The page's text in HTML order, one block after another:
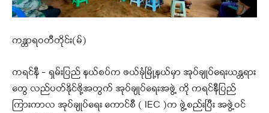
ကန္တာရဝတီတိုင်း(မ်)
ကရင်နီ – ရှမ်းပြည် နယ်စပ်က ဖယ်ခုံမြို့နယ်မှာ အုပ်ချုပ်ရေးယန္တရား
တွေ လည်ပတ်နိုင်ဖို့အတွက် အုပ်ချုပ်ရေးအဖွဲ့ ကို ကရင်နီပြည်
ကြားကာလ အုပ်ချုပ်ရေး ကောင်စီ ( IEC )က ဖွဲ့စည်းပြီး အဖွဲ့ဝင်